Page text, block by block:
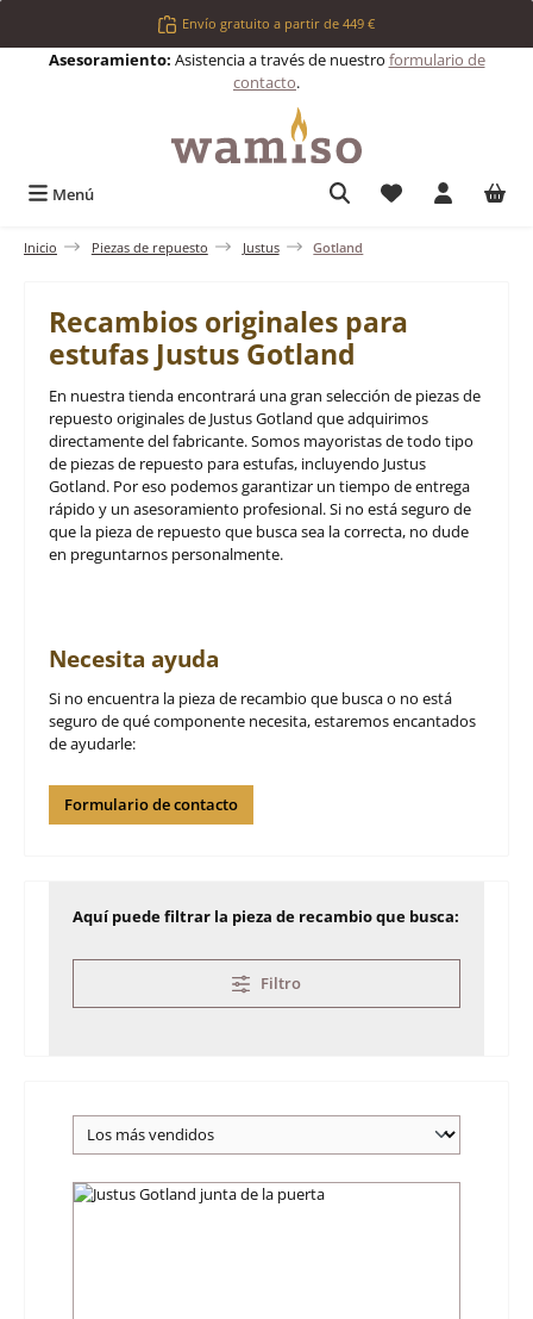
Saltar al contenido principalEnvío gratuito a partir de 449 €
Asesoramiento: Asistencia a través de nuestro formulario de
contacto.
Menú Tienes 0
Inicio Piezas de repuesto Justus Gotland
Recambios originales para
estufas Justus Gotland
En nuestra tienda encontrará una gran selección de piezas de
repuesto originales de Justus Gotland que adquirimos
directamente del fabricante. Somos mayoristas de todo tipo
de piezas de repuesto para estufas, incluyendo Justus
Gotland. Por eso podemos garantizar un tiempo de entrega
rápido y un asesoramiento profesional. Si no está seguro de
que la pieza de repuesto que busca sea la correcta, no dude
en preguntarnos personalmente.
Necesita ayuda
Si no encuentra la pieza de recambio que busca o no está
seguro de qué componente necesita, estaremos encantados
de ayudarle:
Formulario de contacto
Aquí puede filtrar la pieza de recambio que busca:
Filtro